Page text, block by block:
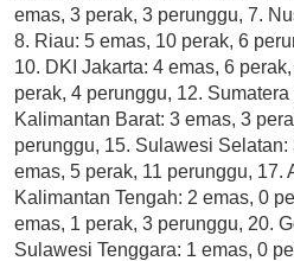
emas, 3 perak, 3 perunggu, 7.
8. Riau: 5 emas, 10 perak, 6
10. DKI Jakarta: 4 emas, 6
perak, 4 perunggu, 12.
Kalimantan Barat: 3 emas, 3
perunggu, 15. Sulawesi
emas, 5 perak, 11 perunggu, 17.
Kalimantan Tengah: 2 emas, 0
emas, 1 perak, 3 perunggu, 20.
Sulawesi Tenggara: 1 emas, 0